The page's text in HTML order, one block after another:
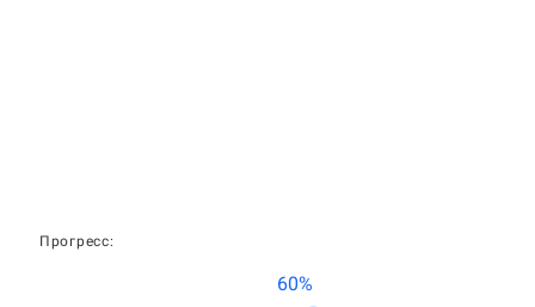
Прогресс:
60%